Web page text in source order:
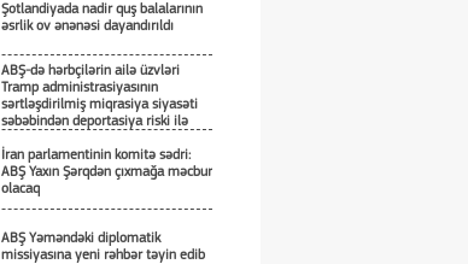
Şotlandiyada nadir quş balalarının
əsrlik ov ənənəsi dayandırıldı
ABŞ-də hərbçilərin ailə üzvləri
Tramp administrasiyasının
sərtləşdirilmiş miqrasiya siyasəti
səbəbindən deportasiya riski ilə
İran parlamentinin komitə sədri:
ABŞ Yaxın Şərqdən çıxmağa məcbur
olacaq
ABŞ Yəməndəki diplomatik
missiyasına yeni rəhbər təyin edib